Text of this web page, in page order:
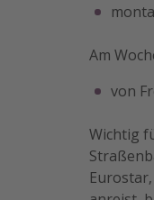
Am
von
Wichtig